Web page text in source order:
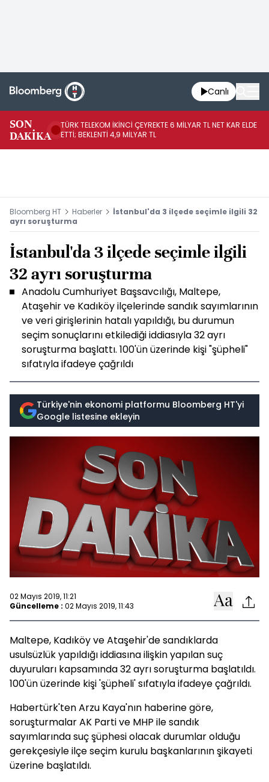
Canlı
SON
DAKİKA
TÜRK TELEKOM İKİNCİ ÇEYREKTE 6 MİLYAR TL NET KAR ELDE
ETTİ; BEKLENTİ 4,9 MİLYAR TL
Bloomberg HT Haberler
İstanbul'da 3 ilçede seçimle ilgili 32
ayrı soruşturma
İstanbul'da 3 ilçede seçimle ilgili
32 ayrı soruşturma
Anadolu Cumhuriyet Başsavcılığı, Maltepe,
Ataşehir ve Kadıköy ilçelerinde sandık sayımlarının
ve veri girişlerinin hatalı yapıldığı, bu durumun
seçim sonuçlarını etkilediği iddiasıyla 32 ayrı
soruşturma başlattı. 100'ün üzerinde kişi "şüpheli"
sıfatıyla ifadeye çağrıldı
Türkiye'nin ekonomi platformu Bloomberg HT'yi
Google listesine ekleyin
02 Mayıs 2019, 11:21
Güncelleme : 02 Mayıs 2019, 11:43
Maltepe, Kadıköy ve Ataşehir'de sandıklarda
usulsüzlük yapıldığı iddiasına ilişkin yapılan suç
duyuruları kapsamında 32 ayrı soruşturma başlatıldı.
100'ün üzerinde kişi 'şüpheli' sıfatıyla ifadeye çağrıldı.
Habertürk'ten Arzu Kaya'nın haberine göre,
soruşturmalar AK Parti ve MHP ile sandık
sayımlarında suç şüphesi olacak durumlar olduğu
gerekçesiyle ilçe seçim kurulu başkanlarının şikayeti
üzerine başlatıldı.